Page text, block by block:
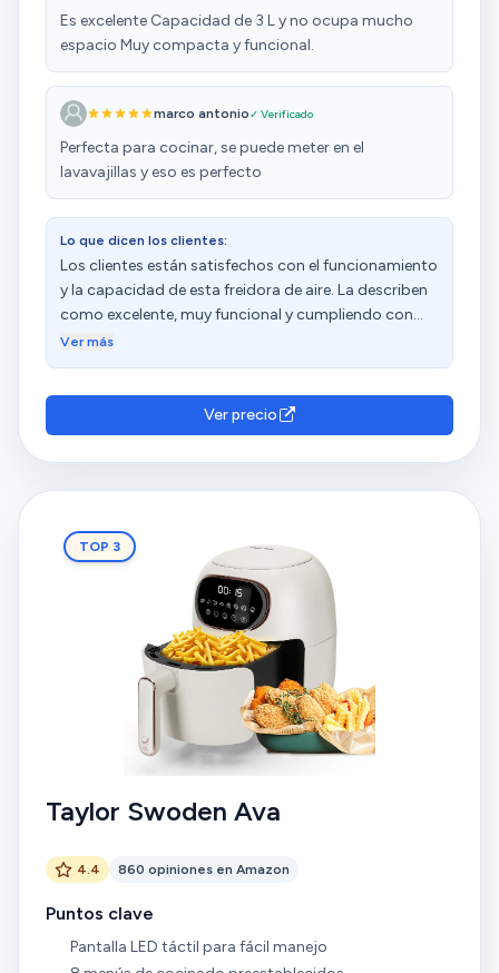
Es excelente Capacidad de 3 L y no ocupa mucho
espacio Muy compacta y funcional.
marco antonio✓ Verificado
Perfecta para cocinar, se puede meter en el
lavavajillas y eso es perfecto
Lo que dicen los clientes:
Los clientes están satisfechos con el funcionamiento
y la capacidad de esta freidora de aire. La describen
como excelente, muy funcional y cumpliendo con
sus objetivos. Destacan su tamaño compacto, ideal
rápido y los alimentos quedan ricos y en breve
tiempo. El diseño y la facilidad de uso son valorados
positivamente. Sin embargo, algunos clientes
Ver más
Ver precio
TOP 3
Taylor Swoden Ava
4.4 860 opiniones en Amazon
Puntos clave
Pantalla LED táctil para fácil manejo